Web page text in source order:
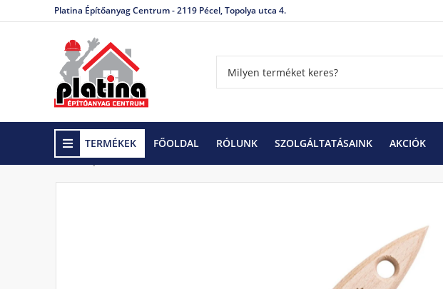
Platina Építőanyag Centrum - 2119 Pécel, Topolya utca 4.
TERMÉKEK FŐOLDAL RÓLUNK SZOLGÁLTATÁSAINK AKCIÓK
Kezdőlap Szerszámok és Barkácsáruk